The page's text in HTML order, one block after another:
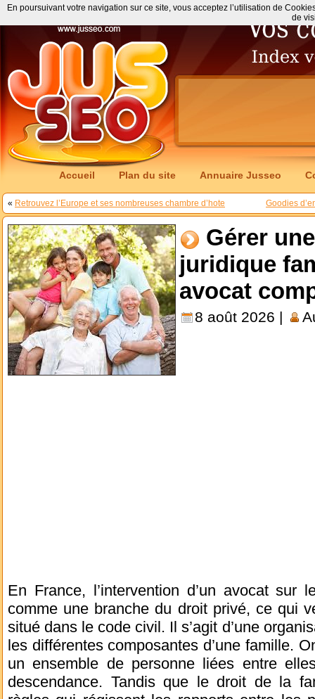
Accueil Plan du site Annuaire Jusseo
« Retrouvez l’Europe et ses nombreuses chambre d’hote Goodies
Gérer
juridique
avocat
8 août 2026 |
En France, l’intervention d’un avocat sur
comme une branche du droit privé, ce qui
situé dans le code civil. Il s’agit d’une
les différentes composantes d’une famille.
un ensemble de personne liées entre
descendance. Tandis que le droit de la
En poursuivant votre navigation sur ce site, vous acceptez l’utilisation de
de